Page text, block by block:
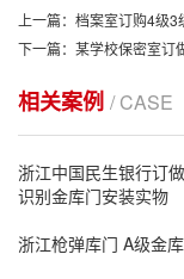
相关案例 / CASE
浙江中国民生银行订
识别金库门安装实物
浙江枪弹库门 A级金